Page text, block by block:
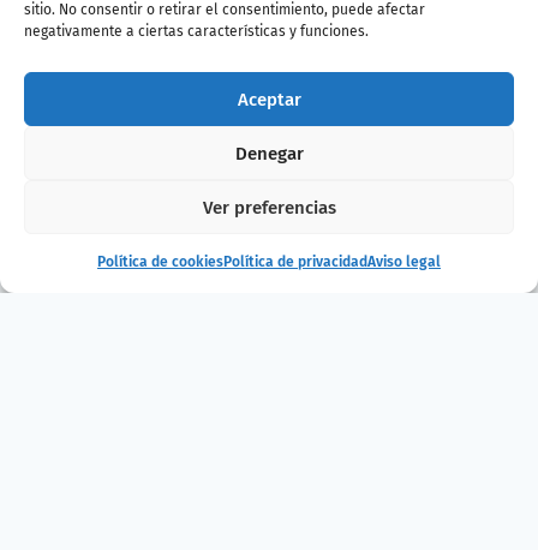
sitio. No consentir o retirar el consentimiento, puede afectar
negativamente a ciertas características y funciones.
Aceptar
Denegar
Ver preferencias
Política de cookiesPolítica de privacidadAviso legal
Participa antes de que
llegue el visitante 1
📅 hasta el 31 de mayo de 2025 📅